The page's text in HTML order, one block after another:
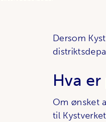
Dersom
Hva
Om ønsket
til